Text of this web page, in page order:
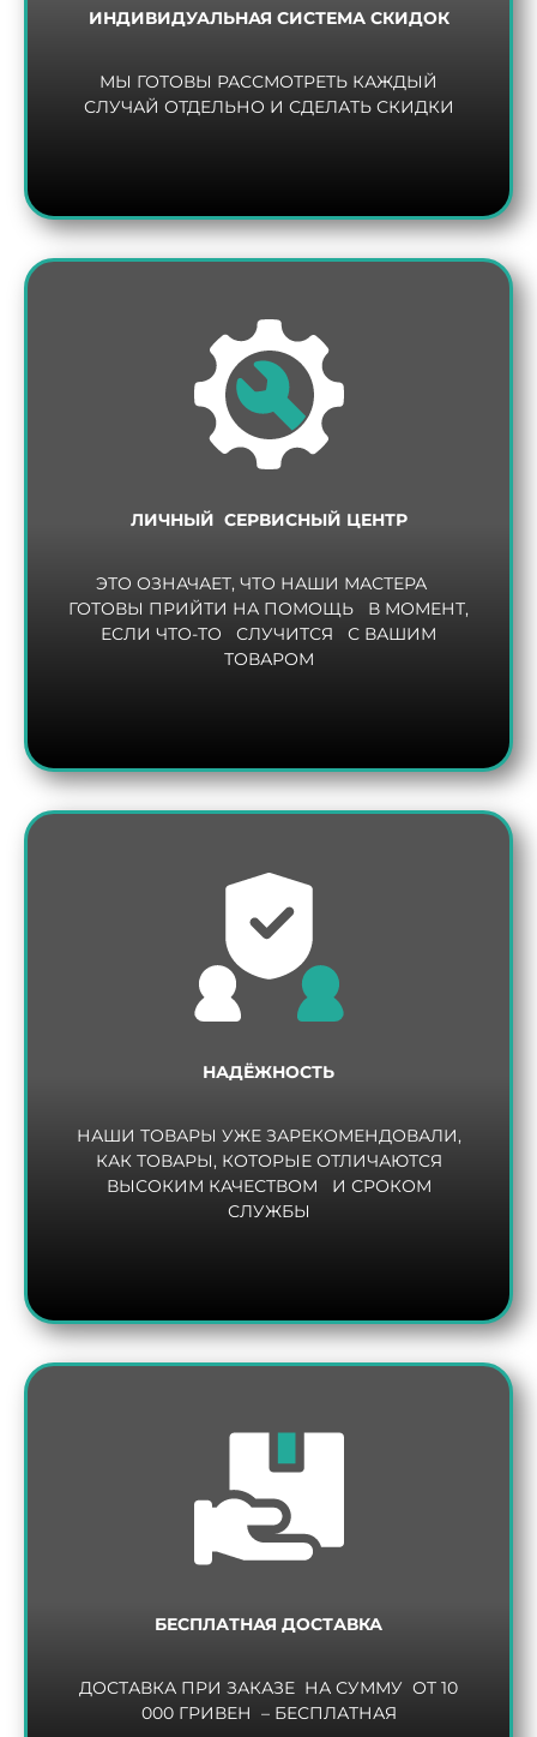
ИНДИВИДУАЛЬНАЯ СИСТЕМА СКИДОК
МЫ ГОТОВЫ РАССМОТРЕТЬ КАЖДЫЙ
СЛУЧАЙ ОТДЕЛЬНО И СДЕЛАТЬ СКИДКИ
ЛИЧНЫЙ СЕРВИСНЫЙ ЦЕНТР
ЭТО ОЗНАЧАЕТ, ЧТО НАШИ МАСТЕРА
ГОТОВЫ ПРИЙТИ НА ПОМОЩЬ В МОМЕНТ,
ЕСЛИ ЧТО-ТО СЛУЧИТСЯ С ВАШИМ
ТОВАРОМ
НАДЁЖНОСТЬ
НАШИ ТОВАРЫ УЖЕ ЗАРЕКОМЕНДОВАЛИ,
КАК ТОВАРЫ, КОТОРЫЕ ОТЛИЧАЮТСЯ
ВЫСОКИМ КАЧЕСТВОМ И СРОКОМ
СЛУЖБЫ
БЕСПЛАТНАЯ ДОСТАВКА
ДОСТАВКА ПРИ ЗАКАЗЕ НА СУММУ ОТ 10
000 ГРИВЕН – БЕСПЛАТНАЯ